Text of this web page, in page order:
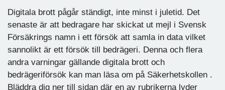
Digitala brott pågår ständigt, inte minst i juletid. Det
senaste är att bedragare har skickat ut mejl i Svensk
Försäkrings namn i ett försök att samla in data vilket
sannolikt är ett försök till bedrägeri. Denna och flera
andra varningar gällande digitala brott och
bedrägeriförsök kan man läsa om på Säkerhetskollen .
Bläddra dig ner till sidan där en av rubrikerna lyder